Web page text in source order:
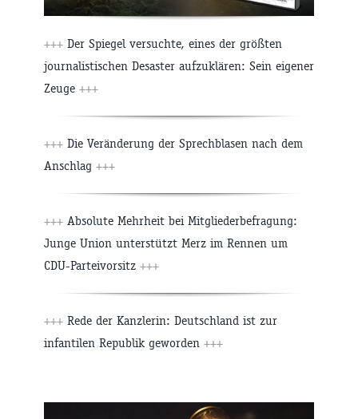
+++ Der Spiegel versuchte, eines der größten
journalistischen Desaster aufzuklären: Sein eigener
Zeuge +++
+++ Die Veränderung der Sprechblasen nach dem
Anschlag +++
+++ Absolute Mehrheit bei Mitgliederbefragung:
Junge Union unterstützt Merz im Rennen um
CDU-Parteivorsitz +++
+++ Rede der Kanzlerin: Deutschland ist zur
infantilen Republik geworden +++